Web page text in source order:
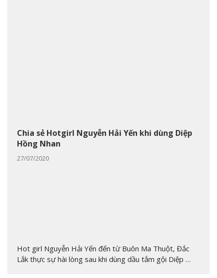
Chia sẻ Hotgirl Nguyễn Hải Yến khi dùng Diệp
Hồng Nhan
27/07/2020
Hot girl Nguyễn Hải Yến đến từ Buôn Ma Thuột, Đắc
Lắk thực sự hài lòng sau khi dùng dầu tắm gội Diệp …